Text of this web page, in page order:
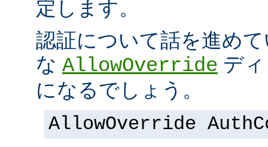
定します。
認証について話を進め
な AllowOverride デ
になるでしょう。
AllowOverride